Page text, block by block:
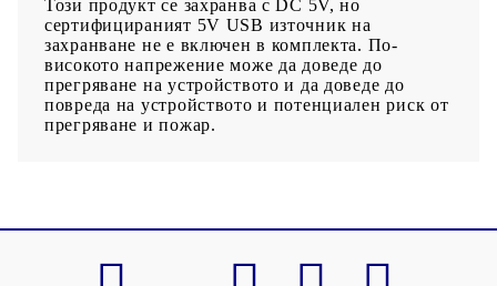
Този продукт се захранва с DC 5V, но
сертифицираният 5V USB източник на
захранване не е включен в комплекта. По-
високото напрежение може да доведе до
прегряване на устройството и да доведе до
повреда на устройството и потенциален риск от
прегряване и пожар.